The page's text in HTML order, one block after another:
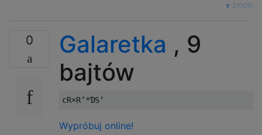
źródło
0 Galaretka , 9
bajtów
Wypróbuj online!